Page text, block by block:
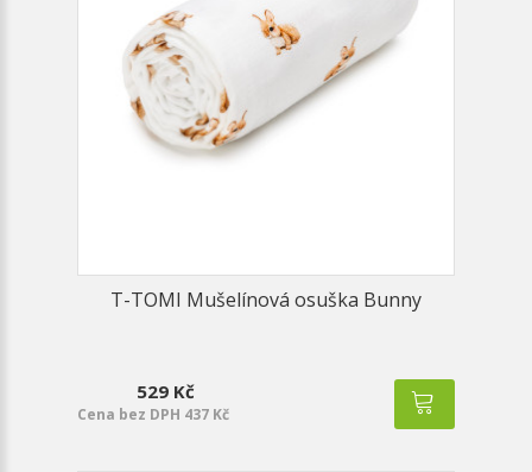
T-TOMI Mušelínová osuška Bunny
529 Kč
Cena bez DPH 437 Kč